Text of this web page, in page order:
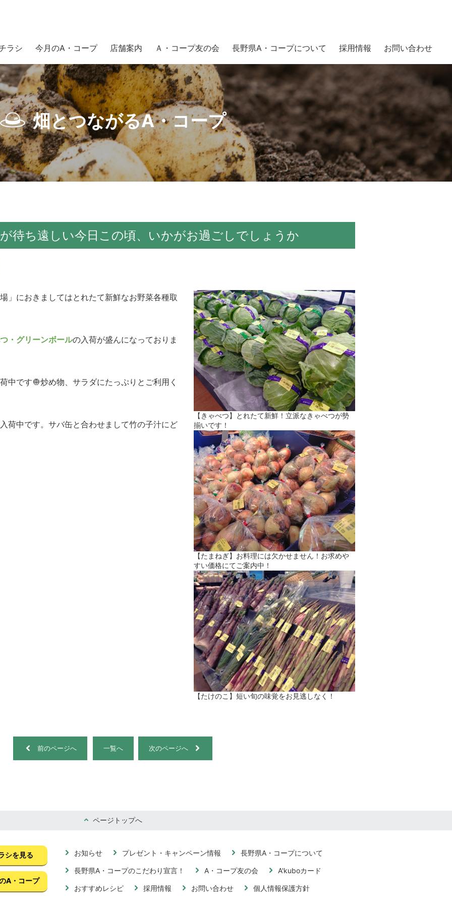
ラシ 今月のA・コープ 店舗案内 Ａ・コープ友の会 長野県A・コープについて 採用情報 お問い合わせ
、いかがお過ごしでしょうか
畑とつながるA・コープ
が待ち遠しい今日この頃、いかがお過ごしでしょうか
【きゃべつ】とれたて新鮮！立派なきゃべつが勢
揃いです！
【たまねぎ】お料理には欠かせません！お求めや
すい価格にてご案内中！
【たけのこ】短い旬の味覚をお見逃しなく！
」におきましてはとれたて新鮮なお野菜各種取
・グリーンボールの入荷が盛んになっておりま
中です🧅炒め物、サラダにたっぷりとご利用く
荷中です。サバ缶と合わせまして竹の子汁にど
前のページへ 一覧へ 次のページへ
ページトップへ
シを見る
A・コープ
お知らせ プレゼント・キャンペーン情報 長野県A・コープについて
長野県A・コープのこだわり宣言！ A・コープ友の会 A'kuboカード
おすすめレシピ 採用情報 お問い合わせ 個人情報保護方針